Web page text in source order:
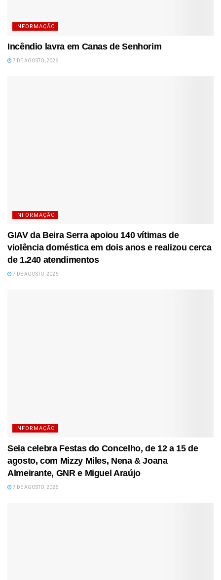
INFORMAÇÃO
Incêndio lavra em Canas de Senhorim
7 DE AGOSTO, 2026
INFORMAÇÃO
GIAV da Beira Serra apoiou 140 vítimas de
violência doméstica em dois anos e realizou cerca
de 1.240 atendimentos
7 DE AGOSTO, 2026
INFORMAÇÃO
Seia celebra Festas do Concelho, de 12 a 15 de
agosto, com Mizzy Miles, Nena & Joana
Almeirante, GNR e Miguel Araújo
7 DE AGOSTO, 2026